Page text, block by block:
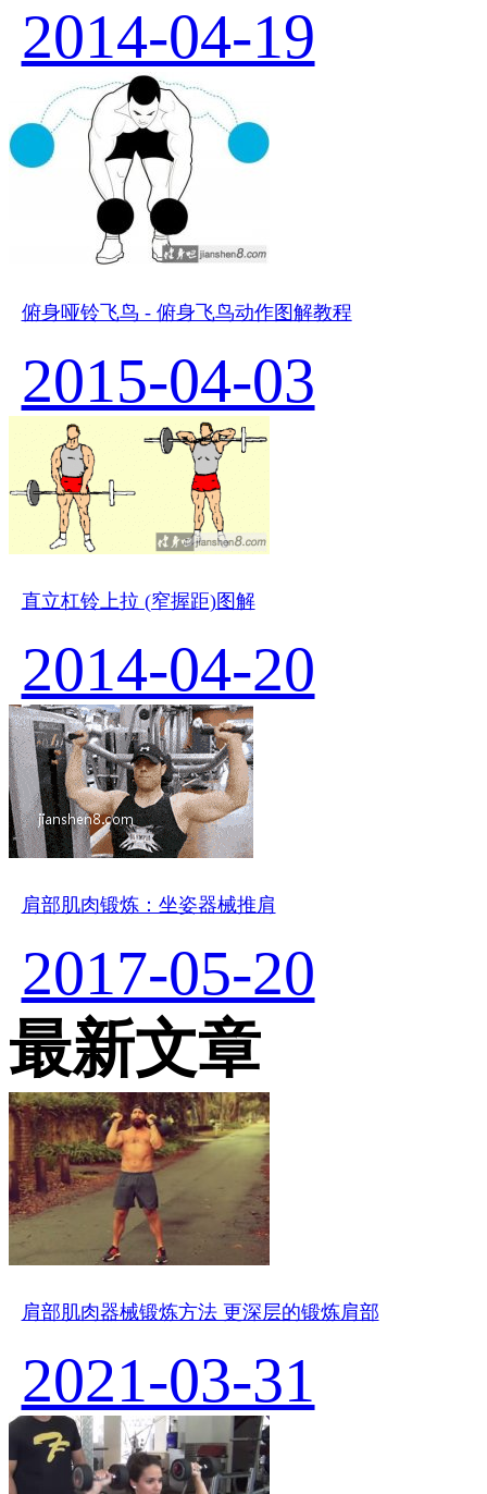
2014-04-19
俯身哑铃飞鸟 - 俯身飞鸟动作图解教程
2015-04-03
直立杠铃上拉 (窄握距)图解
2014-04-20
肩部肌肉锻炼：坐姿器械推肩
2017-05-20
最新文章
肩部肌肉器械锻炼方法 更深层的锻炼肩部
2021-03-31